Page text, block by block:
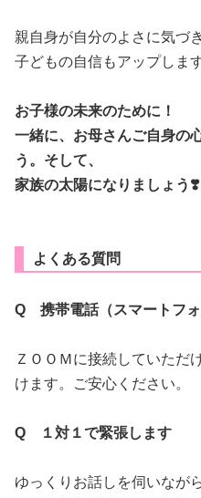
親自身が自分のよさに気づ
子どもの自信もアップします
お子様の未来のために！
一緒に、お母さんご自身の
う。そして、
家族の太陽になりましょう❣️
よくある質問
Q 携帯電話（スマートフ
ＺＯＯＭに接続していただ
けます。ご安心ください。
Q １対１で緊張します
ゆっくりお話しを伺いなが